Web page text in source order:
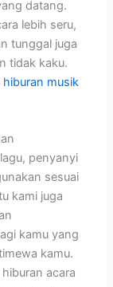
datang.
lebih seru,
tunggal juga
tidak kaku.
hiburan musik
penyanyi
sesuai
kami juga
kamu yang
kamu.
acara